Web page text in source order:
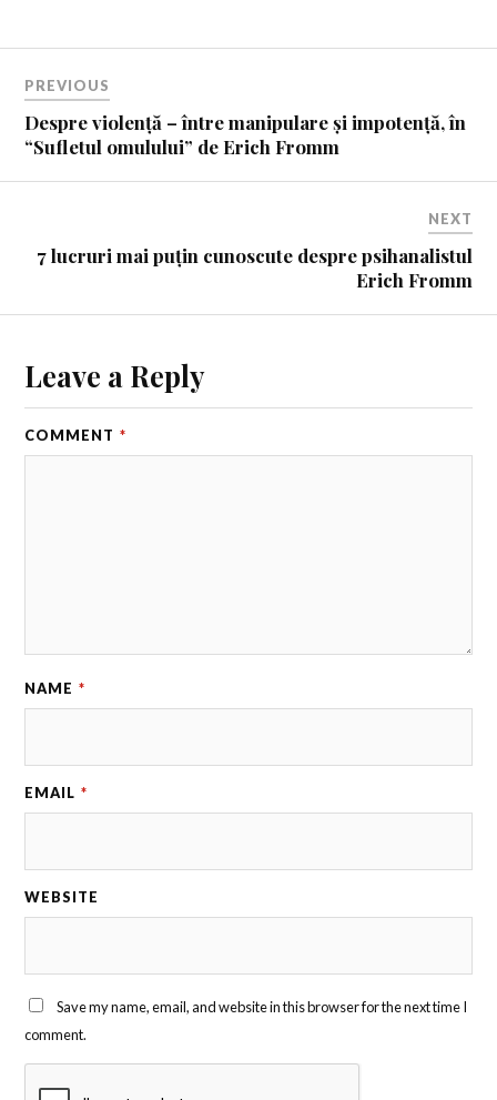
PREVIOUS
Despre violență – între manipulare și impotență, în
“Sufletul omulului” de Erich Fromm
NEXT
7 lucruri mai puțin cunoscute despre psihanalistul
Erich Fromm
Leave a Reply
COMMENT *
NAME *
EMAIL *
WEBSITE
Save my name, email, and website in this browser for the next time I
comment.